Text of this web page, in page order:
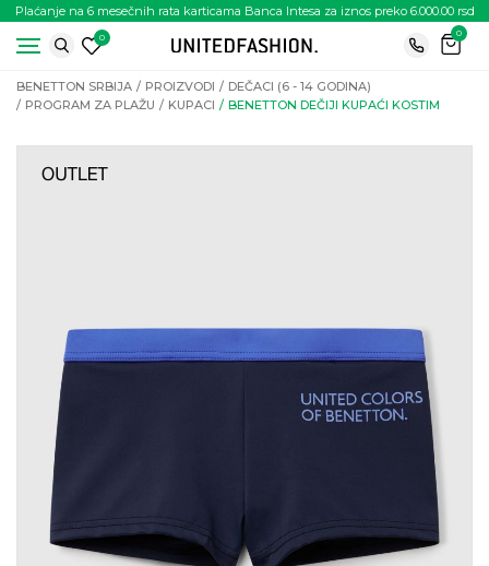
Plaćanje na 6 mesečnih rata karticama Banca Intesa za iznos preko 6.000.00 rsd
0
0
BENETTON SRBIJA PROIZVODI
DEČACI (6 - 14 GODINA)
PROGRAM ZA PLAŽU
KUPACI BENETTON DEČIJI KUPAĆI KOSTIM